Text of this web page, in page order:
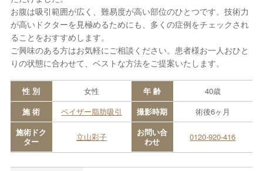
お腹は吸引範囲が広く、難易度が高い部位のひとつです。技術力
が高いドクターを見極めるためにも、多くの症例をチェックされ
ることをおすすめします。
ご興味のある方はお気軽にご相談ください。患者様お一人おひと
りの状態に合わせて、ベストな方法をご提案いたします。
性 別 女性 年 齢
40歳
施 術
ベイザー脂肪吸引 撮影時期
術後6ヶ月
施術ドク
ター
立山彩子
お問い合
わせ
0120-920-416